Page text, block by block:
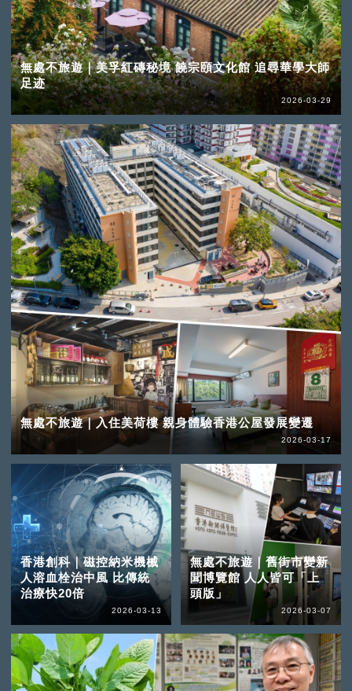
無處不旅遊｜美孚紅磚秘境 饒宗頤文化館 追尋華學大師
足迹
2026-03-29
無處不旅遊｜入住美荷樓 親身體驗香港公屋發展變遷
2026-03-17
香港創科｜磁控納米機械
人溶血栓治中風 比傳統
治療快20倍
2026-03-13
無處不旅遊｜舊街市變新
聞博覽館 人人皆可「上
頭版」
2026-03-07